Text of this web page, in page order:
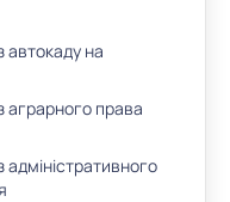
автокаду на
аграрного права
адміністративного